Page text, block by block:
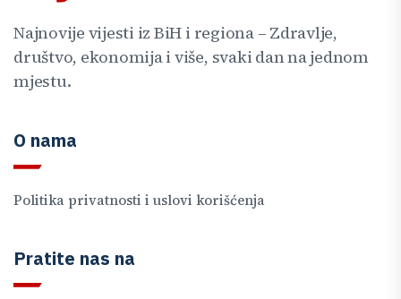
Najnovije vijesti iz BiH i regiona – Zdravlje,
društvo, ekonomija i više, svaki dan na jednom
mjestu.
O nama
Politika privatnosti i uslovi korišćenja
Pratite nas na